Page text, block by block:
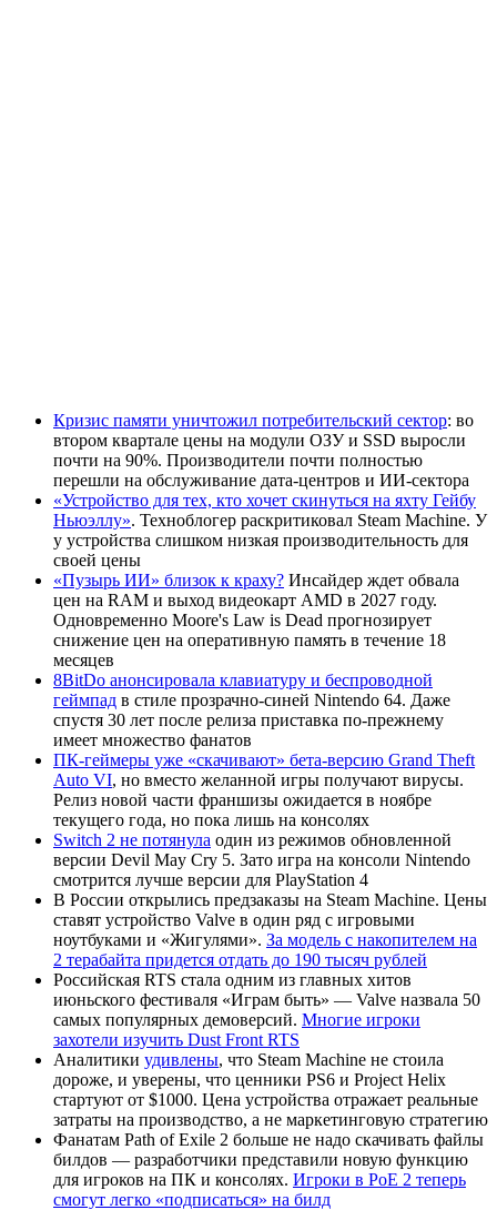
Кризис памяти уничтожил потребительский сектор: во
втором квартале цены на модули ОЗУ и SSD выросли
почти на 90%. Производители почти полностью
перешли на обслуживание дата-центров и ИИ-сектора
«Устройство для тех, кто хочет скинуться на яхту Гейбу
Ньюэллу». Техноблогер раскритиковал Steam Machine. У
у устройства слишком низкая производительность для
своей цены
«Пузырь ИИ» близок к краху? Инсайдер ждет обвала
цен на RAM и выход видеокарт AMD в 2027 году.
Одновременно Moore's Law is Dead прогнозирует
снижение цен на оперативную память в течение 18
месяцев
8BitDo анонсировала клавиатуру и беспроводной
геймпад в стиле прозрачно-синей Nintendo 64. Даже
спустя 30 лет после релиза приставка по‑прежнему
имеет множество фанатов
ПК-геймеры уже «скачивают» бета-версию Grand Theft
Auto VI, но вместо желанной игры получают вирусы.
Релиз новой части франшизы ожидается в ноябре
текущего года, но пока лишь на консолях
Switch 2 не потянула один из режимов обновленной
версии Devil May Cry 5. Зато игра на консоли Nintendo
смотрится лучше версии для PlayStation 4
В России открылись предзаказы на Steam Machine. Цены
ставят устройство Valve в один ряд с игровыми
ноутбуками и «Жигулями». За модель с накопителем на
2 терабайта придется отдать до 190 тысяч рублей
Российская RTS стала одним из главных хитов
июньского фестиваля «Играм быть» — Valve назвала 50
самых популярных демоверсий. Многие игроки
захотели изучить Dust Front RTS
Аналитики удивлены, что Steam Machine не стоила
дороже, и уверены, что ценники PS6 и Project Helix
стартуют от $1000. Цена устройства отражает реальные
затраты на производство, а не маркетинговую стратегию
Фанатам Path of Exile 2 больше не надо скачивать файлы
билдов — разработчики представили новую функцию
для игроков на ПК и консолях. Игроки в PoE 2 теперь
смогут легко «подписаться» на билд